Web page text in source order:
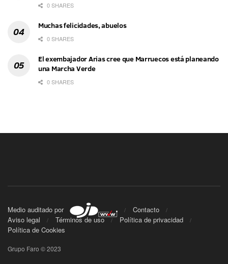
0 SHARES
Muchas felicidades, abuelos
0 SHARES
El exembajador Arias cree que Marruecos está planeando
una Marcha Verde
0 SHARES
Medio auditado por
Contacto
Aviso legal
Términos de uso
Política de privacidad
Política de Cookies
Grupo Faro © 2023